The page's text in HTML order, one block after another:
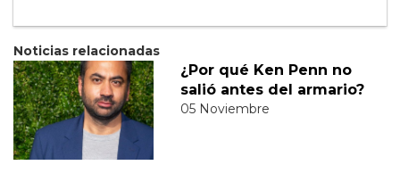
Noticias relacionadas
¿Por qué Ken Penn no
salió antes del armario?
05 Noviembre